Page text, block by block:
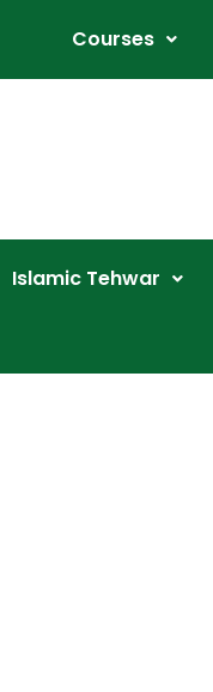
Courses
Islamic Tehwar